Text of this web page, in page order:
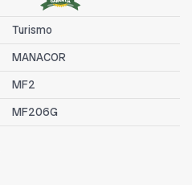
Turismo
MANACOR
MF2
MF206G